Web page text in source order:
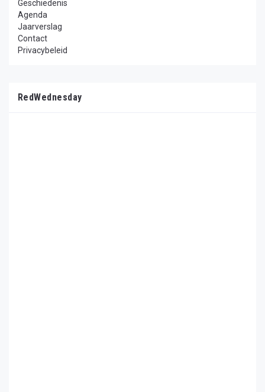
Geschiedenis
Agenda
Jaarverslag
Contact
Privacybeleid
RedWednesday